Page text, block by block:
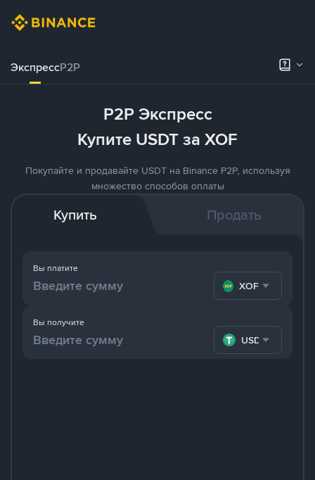
ЭкспрессP2P
P2P Экспресс
Купите USDT за XOF
Покупайте и продавайте USDT на Binance P2P, используя
множество способов оплаты
Купить Продать
Вы платите
XOF
Вы получите
USDT